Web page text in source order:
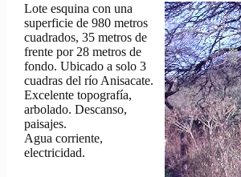
Lote esquina con una
superficie de 980 metros
cuadrados, 35 metros de
frente por 28 metros de
fondo. Ubicado a solo 3
cuadras del río Anisacate.
Excelente topografía,
arbolado. Descanso,
paisajes.
Agua corriente,
electricidad.